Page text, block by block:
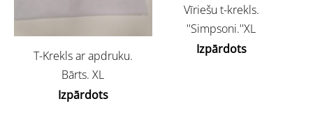
T-Krekls ar apdruku.
Bārts. XL
Izpārdots
Vīriešu t-krekls.
''Simpsoni.''XL
Izpārdots